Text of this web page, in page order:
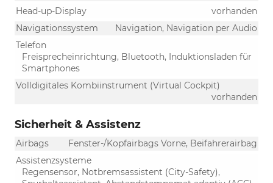
Head-up-Display
vorhanden
Navigationssystem
Navigation, Navigation per Audio
Telefon
Freisprecheinrichtung, Bluetooth, Induktionsladen für
Smartphones
Volldigitales Kombiinstrument (Virtual Cockpit)
vorhanden
Sicherheit & Assistenz
Airbags
Fenster-/Kopfairbags Vorne, Beifahrerairbag
Assistenzsysteme
Regensensor, Notbremsassistent (City-Safety),